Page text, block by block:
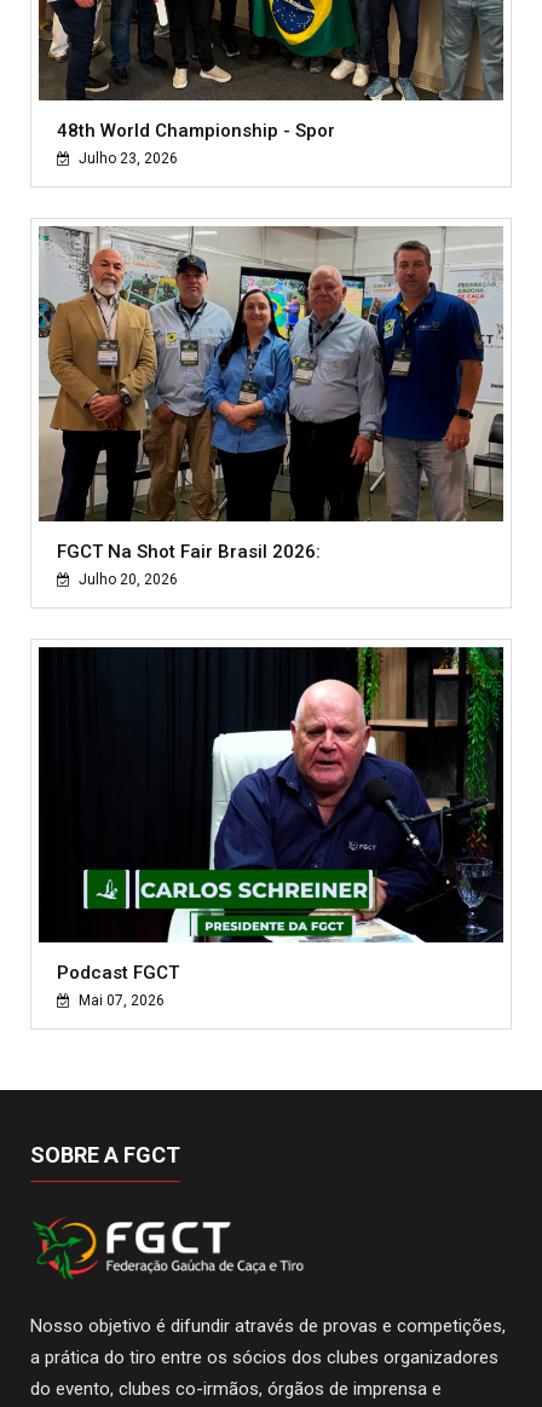
48th World Championship - Spor
Julho 23, 2026
FGCT Na Shot Fair Brasil 2026:
Julho 20, 2026
Podcast FGCT
Mai 07, 2026
SOBRE A FGCT
Nosso objetivo é difundir através de provas e competições,
a prática do tiro entre os sócios dos clubes organizadores
do evento, clubes co-irmãos, órgãos de imprensa e